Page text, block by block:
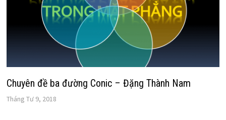
Chuyên đề ba đường Conic – Đặng Thành Nam
Tháng Tư 9, 2018